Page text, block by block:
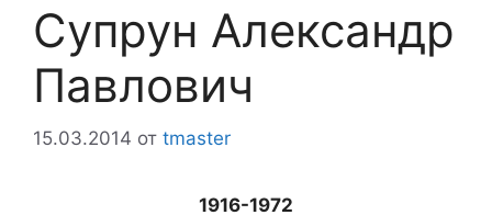
Супрун Александр
Павлович
15.03.2014 от tmaster
1916-1972